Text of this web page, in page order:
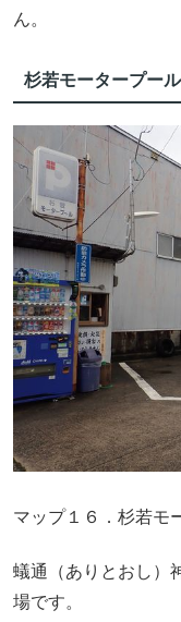
ん。
杉若モータープール
マップ１６．杉若モ
蟻通（ありとおし）
場です。